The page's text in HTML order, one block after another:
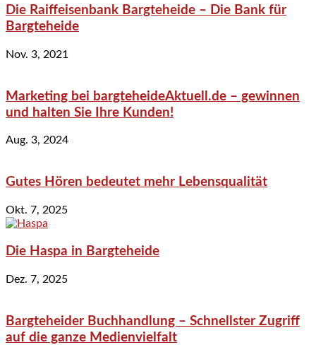
Die Raiffeisenbank Bargteheide – Die Bank für
Bargteheide
Nov. 3, 2021
Marketing bei bargteheideAktuell.de – gewinnen
und halten Sie Ihre Kunden!
Aug. 3, 2024
Gutes Hören bedeutet mehr Lebensqualität
Okt. 7, 2025
Die Haspa in Bargteheide
Dez. 7, 2025
Bargteheider Buchhandlung – Schnellster Zugriff
auf die ganze Medienvielfalt